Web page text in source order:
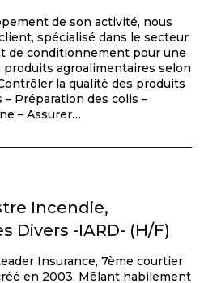
de son activité, nous
spécialisé dans le secteur
de conditionnement pour une
agroalimentaires selon
la qualité des produits
Préparation des colis –
– Assurer…
Incendie,
Divers -IARD- (H/F)
Insurance, 7ème courtier
en 2003. Mêlant habilement